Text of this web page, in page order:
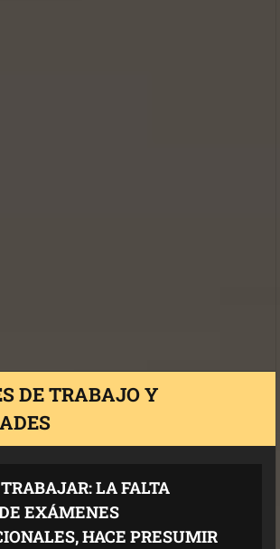
DE TRABAJO Y
LA FALTA
EXÁMENES
HACE PRESUMIR